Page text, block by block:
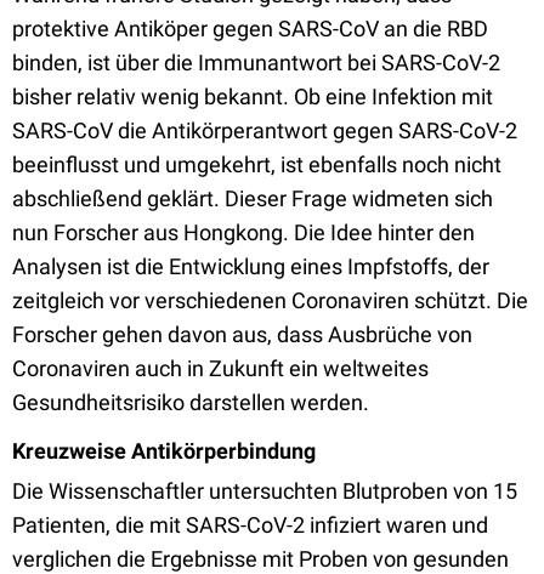
protektive Antiköper gegen SARS-CoV an die RBD
binden, ist über die Immunantwort bei SARS-CoV-2
bisher relativ wenig bekannt. Ob eine Infektion mit
SARS-CoV die Antikörperantwort gegen SARS-CoV-2
beeinflusst und umgekehrt, ist ebenfalls noch nicht
abschließend geklärt. Dieser Frage widmeten sich
nun Forscher aus Hongkong. Die Idee hinter den
Analysen ist die Entwicklung eines Impfstoffs, der
zeitgleich vor verschiedenen Coronaviren schützt. Die
Forscher gehen davon aus, dass Ausbrüche von
Coronaviren auch in Zukunft ein weltweites
Gesundheitsrisiko darstellen werden.
Kreuzweise Antikörperbindung
Die Wissenschaftler untersuchten Blutproben von 15
Patienten, die mit SARS-CoV-2 infiziert waren und
verglichen die Ergebnisse mit Proben von gesunden